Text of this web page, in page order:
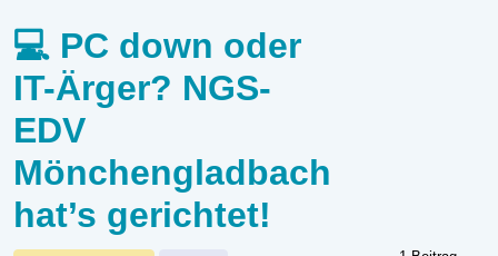
💻 PC down oder
IT-Ärger? NGS-
EDV
Mönchengladbach
hat’s gerichtet!